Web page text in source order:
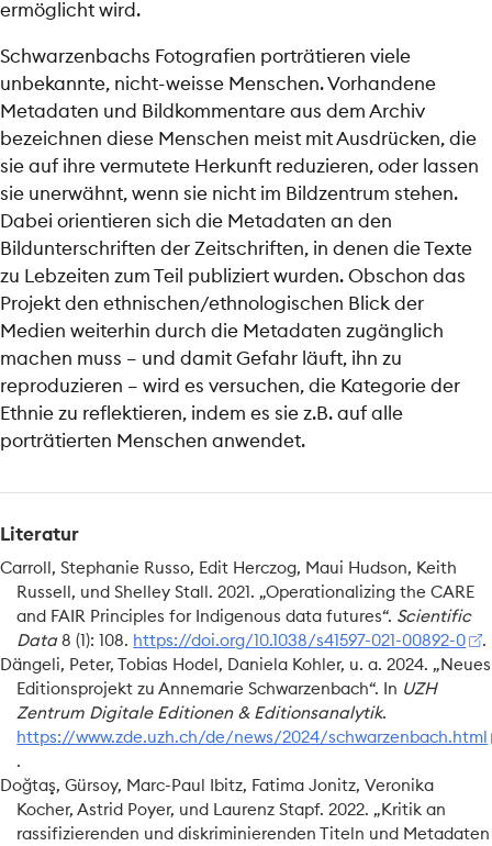
ermöglicht wird.
Schwarzenbachs Fotografien porträtieren viele
unbekannte, nicht-weisse Menschen. Vorhandene
Metadaten und Bildkommentare aus dem Archiv
bezeichnen diese Menschen meist mit Ausdrücken, die
sie auf ihre vermutete Herkunft reduzieren, oder lassen
sie unerwähnt, wenn sie nicht im Bildzentrum stehen.
Dabei orientieren sich die Metadaten an den
Bildunterschriften der Zeitschriften, in denen die Texte
zu Lebzeiten zum Teil publiziert wurden. Obschon das
Projekt den ethnischen/ethnologischen Blick der
Medien weiterhin durch die Metadaten zugänglich
machen muss – und damit Gefahr läuft, ihn zu
reproduzieren – wird es versuchen, die Kategorie der
Ethnie zu reflektieren, indem es sie z.B. auf alle
porträtierten Menschen anwendet.
Literatur
Carroll, Stephanie Russo, Edit Herczog, Maui Hudson, Keith
Russell, und Shelley Stall. 2021. „Operationalizing theCARE
and FAIR Principles for Indigenous data futures“. Scientific
Data8 (1): 108. https://doi.org/10.1038/s41597-021-00892-0
.
Dängeli, Peter, Tobias Hodel, Daniela Kohler, u. a. 2024. „Neues
Editionsprojekt zuAnnemarie Schwarzenbach“. In UZH
Zentrum Digitale Editionen & Editionsanalytik.
https://www.zde.uzh.ch/de/news/2024/schwarzenbach.html
.
Doğtaş, Gürsoy, Marc-Paul Ibitz, Fatima Jonitz, Veronika
Kocher, Astrid Poyer, und Laurenz Stapf. 2022. „Kritik an
rassifizierenden und diskriminierendenTiteln und Metadaten